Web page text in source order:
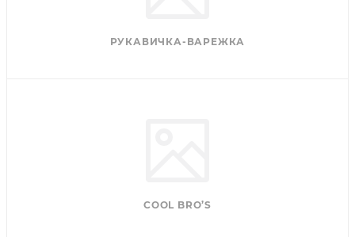
РУКАВИЧКА-ВАРЕЖКА
COOL BRO’S